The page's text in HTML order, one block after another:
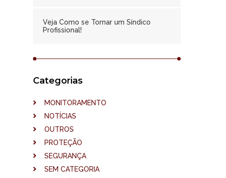
Veja Como se Tornar um Síndico
Profissional!
Categorias
MONITORAMENTO
NOTÍCIAS
OUTROS
PROTEÇÃO
SEGURANÇA
SEM CATEGORIA